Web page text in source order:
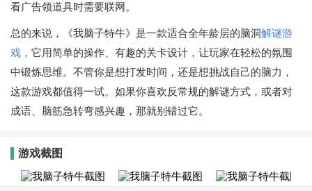
看广告领道具时需要联网。
总的来说，《我脑子特牛》是一款适合全年龄层的脑洞解谜游
戏 ，它用简单的操作、有趣的关卡设计，让玩家在轻松的氛围
中锻炼思维。不管你是想打发时间，还是想挑战自己的脑力，
这款游戏都值得一试。如果你喜欢反常规的解谜方式，或者对
成语、脑筋急转弯感兴趣，那就别错过它。
游戏截图